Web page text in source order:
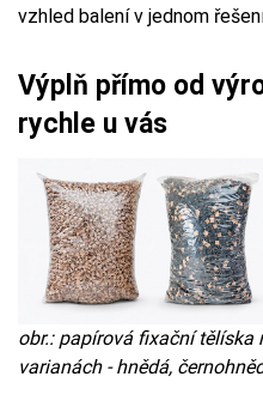
vzhled balení v jednom
Výplň přímo od
rychle u vás
obr.: papírová fixační tělíska
varianách - hnědá,